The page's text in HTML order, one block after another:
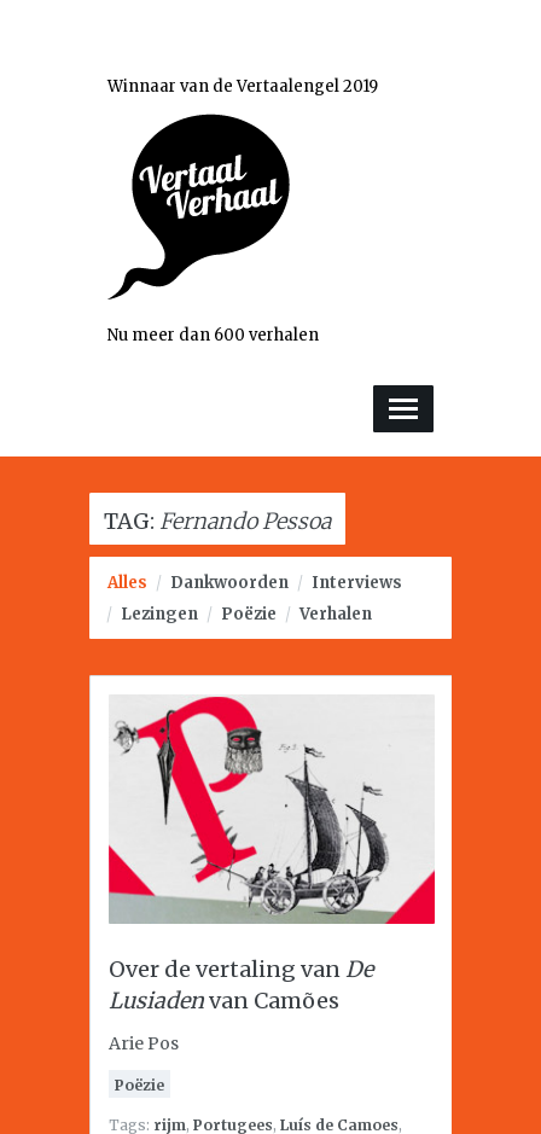
Winnaar van de Vertaalengel 2019
Nu meer dan 600 verhalen
TAG: Fernando Pessoa
Alles / Dankwoorden / Interviews
/ Lezingen / Poëzie / Verhalen
Over de vertaling vanDe
Lusiadenvan Camões
Arie Pos
Poëzie
Tags: rijm, Portugees, Luís de Camoes,